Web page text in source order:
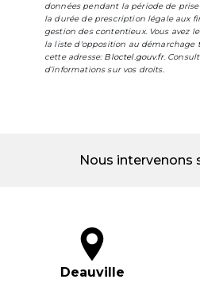
données pendant la période de
la durée de prescription légale aux
gestion des contentieux. Vous avez
la liste d'opposition au démarchage
cette adresse: Bloctel.gouv.fr.
d’informations sur vos droits.
Nous intervenons
Deauville